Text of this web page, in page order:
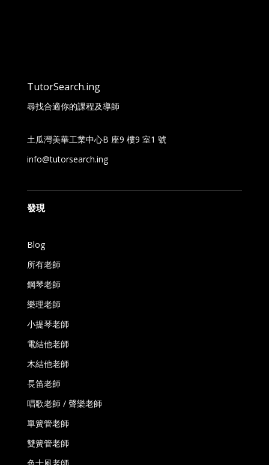
TutorSearch.ing
尋找合適你的課程及導師
土瓜灣美華工業中心B 座9 樓9 室1 號
info@tutorsearch.ing
發現
Blog
所有老師
鋼琴老師
樂理老師
小提琴老師
電結他老師
木結他老師
長笛老師
唱歌老師 / 聲樂老師
單簧管老師
雙簧管老師